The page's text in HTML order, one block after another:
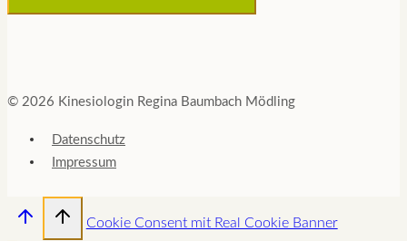
© 2026 Kinesiologin Regina Baumbach Mödling
Datenschutz
Impressum
Cookie Consent mit Real Cookie Banner